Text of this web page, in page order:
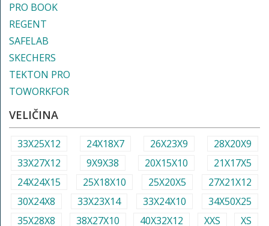
PRO BOOK
REGENT
SAFELAB
SKECHERS
TEKTON PRO
TOWORKFOR
VELIČINA
33X25X12 24X18X7 26X23X9
28X20X9
33X27X12
9X9X38 20X15X10
21X17X5
24X24X15
25X18X10 25X20X5
27X21X12
30X24X8
33X23X14 33X24X10
34X50X25
35X28X8
38X27X10 40X32X12 XXS
XS